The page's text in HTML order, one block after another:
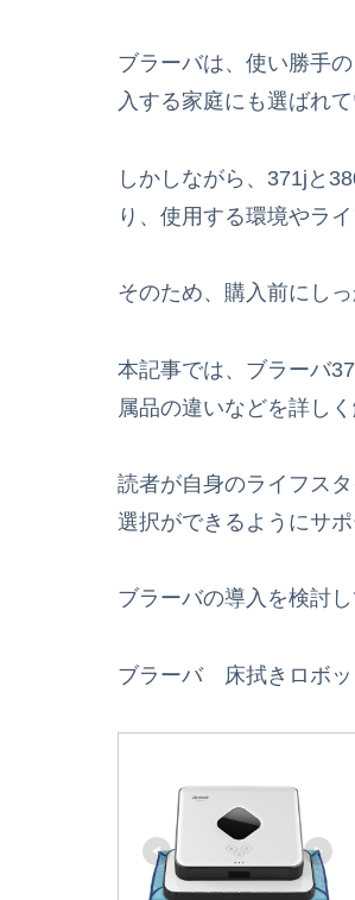
ブラーバは、使い勝手
入する家庭にも選ばれて
しかしながら、371jと
り、使用する環境やラ
そのため、購入前にし
本記事では、ブラーバ
属品の違いなどを詳しく
読者が自身のライフス
選択ができるようにサポ
ブラーバの導入を検討
ブラーバ 床拭きロボ